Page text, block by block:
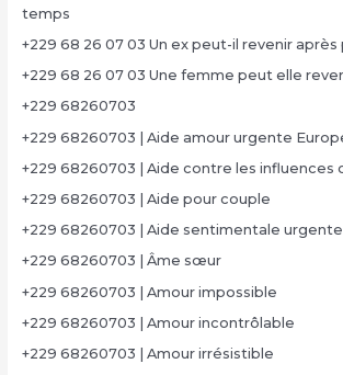
temps
+229 68 26 07 03 Un ex peut-il revenir après
+229 68 26 07 03 Une femme peut elle
+229 68260703
+229 68260703 | Aide amour urgente
+229 68260703 | Aide contre les influences
+229 68260703 | Aide pour couple
+229 68260703 | Aide sentimentale urgente
+229 68260703 | Âme sœur
+229 68260703 | Amour impossible
+229 68260703 | Amour incontrôlable
+229 68260703 | Amour irrésistible